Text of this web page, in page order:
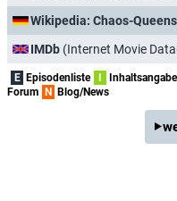
Wikipedia: Chaos-Queens
IMDb (Internet Movie
E Episodenliste Inhaltsangabe
Forum
N Blog/News